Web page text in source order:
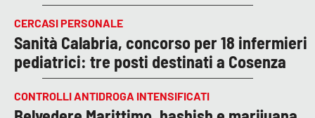
CERCASI PERSONALE
Sanità Calabria, concorso per 18 infermieri
pediatrici: tre posti destinati a Cosenza
CONTROLLI ANTIDROGA INTENSIFICATI